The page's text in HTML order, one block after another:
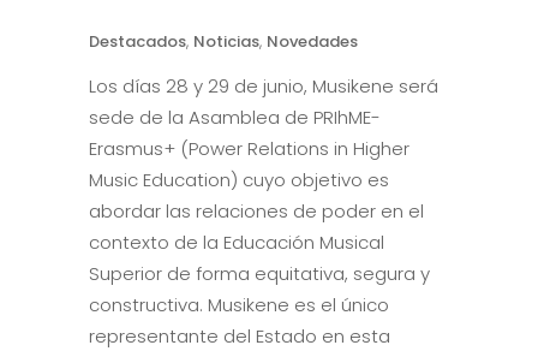
Destacados, Noticias, Novedades
Los días 28 y 29 de junio, Musikene será
sede de la Asamblea de PRIhME-
Erasmus+ (Power Relations in Higher
Music Education) cuyo objetivo es
abordar las relaciones de poder en el
contexto de la Educación Musical
Superior de forma equitativa, segura y
constructiva. Musikene es el único
representante del Estado en esta